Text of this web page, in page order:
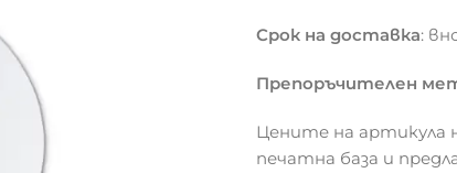
Срок на доставка:
Препоръчителен
Цените на артикула
печатна база и